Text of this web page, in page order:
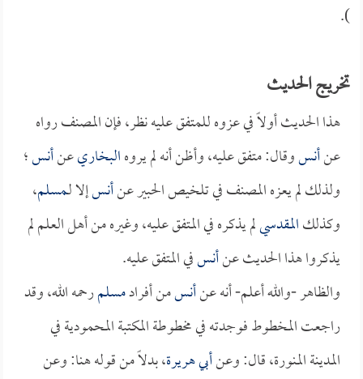
).
تخريج الحديث
هذا الحديث أولاً في عزوه للمتفق عليه نظر، فإن المصنف رواه
عنأنسوقال: متفق عليه، وأظن أنه لم يروهالبخاريعنأنس؛
ولذلك لم يعزه المصنف في تلخيص الحبير عنأنسإلا لـمسلم،
وكذلكالمقدسيلم يذكره في المتفق عليه، وغيره من أهل العلم لم
يذكروا هذا الحديث عنأنسفي المتفق عليه.
والظاهر -والله أعلم- أنه عنأنسمن أفرادمسلمرحمه الله، وقد
راجعت المخطوط فوجدته في مخطوطة المكتبة المحمودية في
المدينة المنورة، قال: وعنأبي هريرة، بدلاً من قوله هنا: وعن